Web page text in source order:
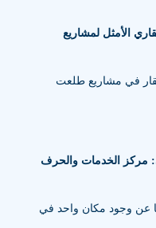
الأمثل لمشاريع
في مشاريع طلعت
مركز الخدمات والحرف
عن وجود مكان واحد في